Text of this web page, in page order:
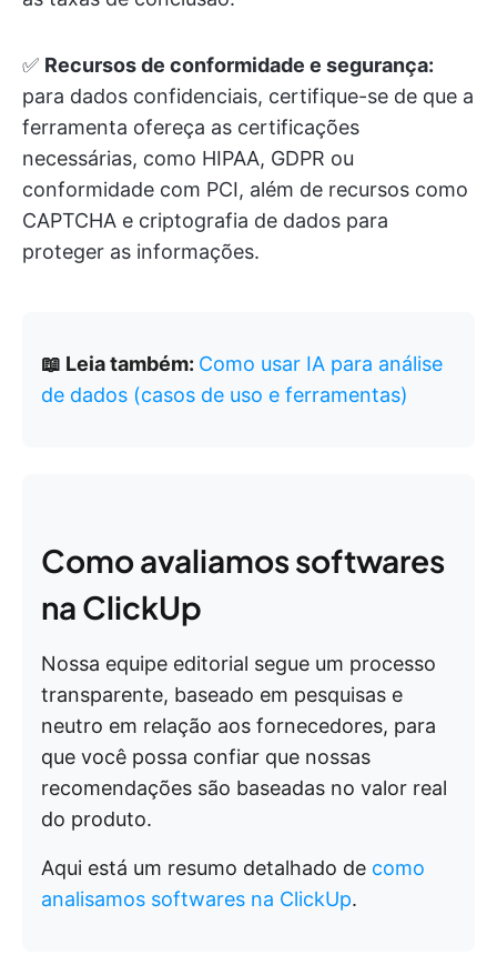
✅ Recursos de conformidade e segurança:
para dados confidenciais, certifique-se de que a
ferramenta ofereça as certificações
necessárias, como HIPAA, GDPR ou
conformidade com PCI, além de recursos como
CAPTCHA e criptografia de dados para
proteger as informações.
📖 Leia também: Como usar IA para análise
de dados (casos de uso e ferramentas)
Como avaliamos softwares
na ClickUp
Nossa equipe editorial segue um processo
transparente, baseado em pesquisas e
neutro em relação aos fornecedores, para
que você possa confiar que nossas
recomendações são baseadas no valor real
do produto.
Aqui está um resumo detalhado de como
analisamos softwares na ClickUp.